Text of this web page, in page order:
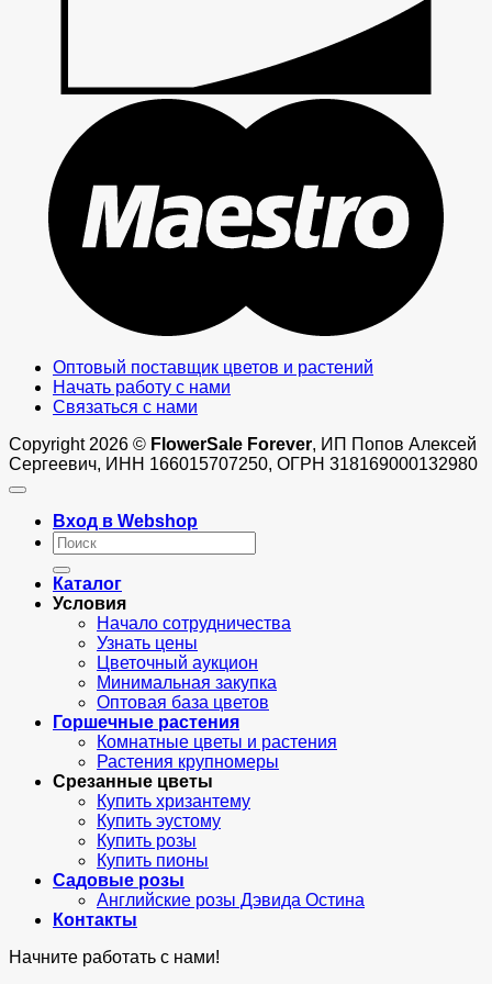
Оптовый поставщик цветов и растений
Начать работу с нами
Связаться с нами
Copyright 2026 © FlowerSale Forever, ИП Попов Алексей
Сергеевич, ИНН 166015707250, ОГРН 318169000132980
Вход в Webshop
Искать:
Каталог
Условия
Начало сотрудничества
Узнать цены
Цветочный аукцион
Минимальная закупка
Оптовая база цветов
Горшечные растения
Комнатные цветы и растения
Растения крупномеры
Срезанные цветы
Купить хризантему
Купить эустому
Купить розы
Купить пионы
Садовые розы
Английские розы Дэвида Остина
Контакты
Начните работать с нами!